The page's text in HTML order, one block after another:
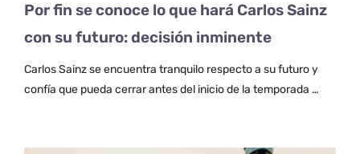
Por fin se conoce lo que hará Carlos Sainz
con su futuro: decisión inminente
Carlos Sainz se encuentra tranquilo respecto a su futuro y
confía que pueda cerrar antes del inicio de la temporada …